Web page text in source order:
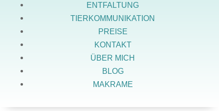
ENTFALTUNG
TIERKOMMUNIKATION
PREISE
KONTAKT
ÜBER MICH
BLOG
MAKRAME